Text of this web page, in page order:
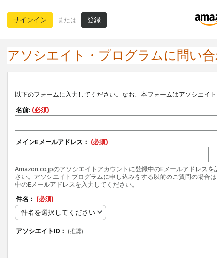
サインイン または 登録
アソシエイト・プログラムに問い
以下のフォームに入力してください。なお、本フォームはアソシエイ
名前: (必須)
メインEメールアドレス： (必須)
Amazon.co.jpのアソシエイトアカウントに登録中のEメールアドレスを
さい。アソシエイトプログラムに申し込みをする以前のご質問の場合
中のEメールアドレスを入力してください。
件名： (必須)
件名を選択してください
アソシエイトID： (推奨)